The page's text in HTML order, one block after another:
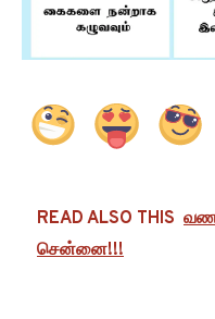
READ ALSO THIS
சென்னை!!!